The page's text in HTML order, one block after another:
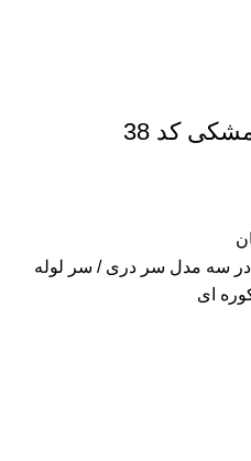
کد 38
فعلی:
322,000 تومان.
سه مدل سر دری / سر لوله
ای